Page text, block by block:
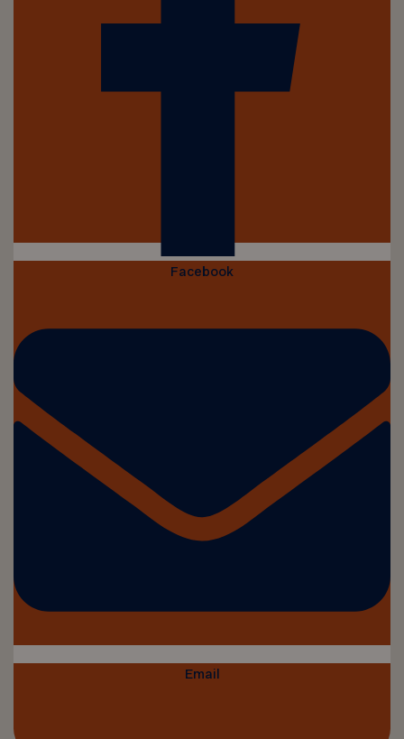
Facebook
Email